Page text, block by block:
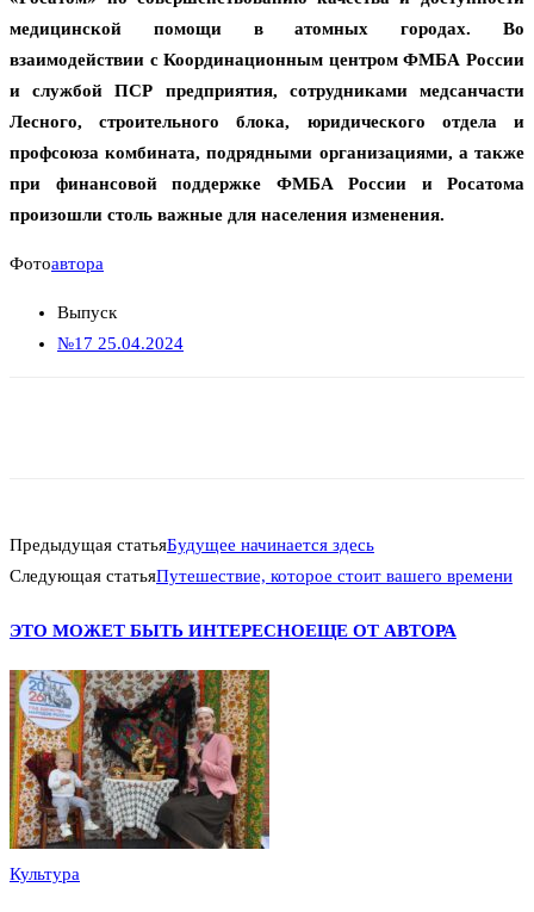
медицинской помощи в атомных городах. Во
взаимодействии с Координационным центром ФМБА России
и службой ПСР предприятия, сотрудниками медсанчасти
Лесного, строительного блока, юридического отдела и
профсоюза комбината, подрядными организациями, а также
при финансовой поддержке ФМБА России и Росатома
произошли столь важные для населения изменения.
Фотоавтора
Выпуск
№17 25.04.2024
Предыдущая статьяБудущее начинается здесь
Следующая статьяПутешествие, которое стоит вашего времени
ЭТО МОЖЕТ БЫТЬ ИНТЕРЕСНОЕЩЕ ОТ АВТОРА
Культура